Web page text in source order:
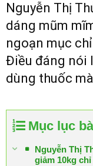
Nguyễn Thị
dáng mũm
ngoạn mục
Điều đáng nói
dùng thuốc
Mục lục
Nguyễn Thị
giảm 10kg